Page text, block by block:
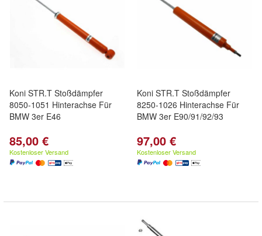
Koni STR.T Stoßdämpfer
8050-1051 Hinterachse Für
BMW 3er E46
85,00 €
Kostenloser Versand
Koni STR.T Stoßdämpfer
8250-1026 Hinterachse Für
BMW 3er E90/91/92/93
97,00 €
Kostenloser Versand